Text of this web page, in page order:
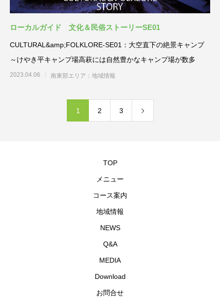
ローカルガイド 文化＆民俗ストーリーSE01
CULTURAL&amp;FOLKLORE-SE01：大空直下の絶景キャンプ
～けやき平キャンプ場高萩には自然豊かなキャンプ場が数多
2023.04.06 南東部エリア：地域情報
1 2 3
TOP
メニュー
コース案内
地域情報
NEWS
Q&A
MEDIA
Download
お問合せ